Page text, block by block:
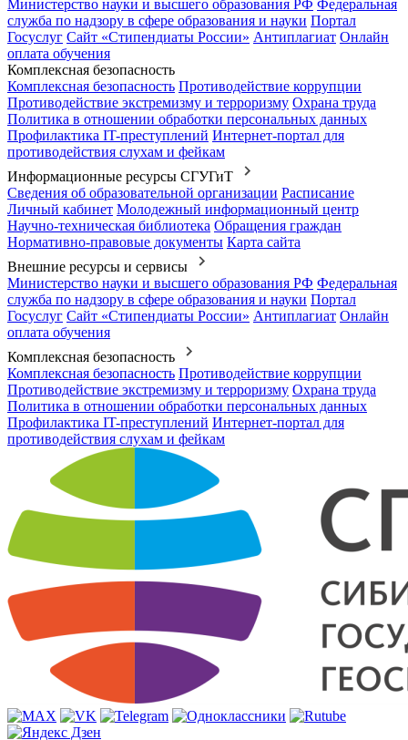
Министерство науки и высшего образования РФ Федеральная
служба по надзору в сфере образования и науки Портал
Госуслуг Сайт «Стипендиаты России» Антиплагиат Онлайн
оплата обучения
Комплексная безопасность
Комплексная безопасность Противодействие коррупции
Противодействие экстремизму и терроризму Охрана труда
Политика в отношении обработки персональных данных
Профилактика IT-преступлений Интернет-портал для
противодействия слухам и фейкам
Информационные ресурсы СГУГиТ
Сведения об образовательной организации Расписание
Личный кабинет Молодежный информационный центр
Научно-техническая библиотека Обращения граждан
Нормативно-правовые документы Карта сайта
Внешние ресурсы и сервисы
Министерство науки и высшего образования РФ Федеральная
служба по надзору в сфере образования и науки Портал
Госуслуг Сайт «Стипендиаты России» Антиплагиат Онлайн
оплата обучения
Комплексная безопасность
Комплексная безопасность Противодействие коррупции
Противодействие экстремизму и терроризму Охрана труда
Политика в отношении обработки персональных данных
Профилактика IT-преступлений Интернет-портал для
противодействия слухам и фейкам